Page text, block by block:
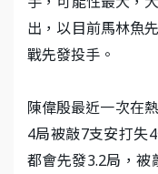
出，以目前馬林魚
戰先發投手。
陳偉殷最近一次在
4局被敲7支安打失
都會先發3.2局，